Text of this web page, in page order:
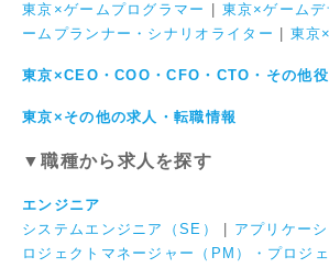
東京×ゲームプログラマー
東京×ゲームデ
ームプランナー・シナリオライター
東京
東京×CEO・COO・CFO・CTO・その他
東京×その他の求人・転職情報
▼職種から求人を探す
エンジニア
システムエンジニア（SE）
アプリケー
ロジェクトマネージャー（PM）・プロジ